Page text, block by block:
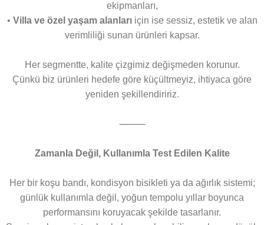
ekipmanları,
• Villa ve özel yaşam alanlarıiçin ise sessiz, estetik ve alan
verimliliği sunan ürünleri kapsar.
Her segmentte, kalite çizgimiz değişmeden korunur.
Çünkü biz ürünleri hedefe göre küçültmeyiz, ihtiyaca göre
yeniden şekillendiririz.
⸻
Zamanla Değil, Kullanımla Test Edilen Kalite
Her bir koşu bandı, kondisyon bisikleti ya da ağırlık sistemi;
günlük kullanımla değil, yoğun tempolu yıllar boyunca
performansını koruyacak şekilde tasarlanır.